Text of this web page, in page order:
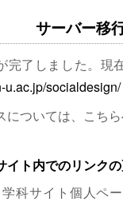
サーバー移
完了しました。現
u.ac.jp/socialdesign/
ついては、こちら
イト内でのリンク
科サイト個人ペ